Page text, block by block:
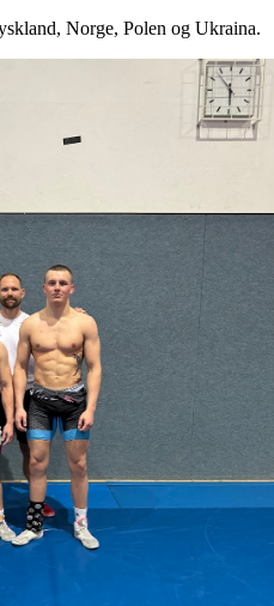
Norge, Polen og Ukraina.